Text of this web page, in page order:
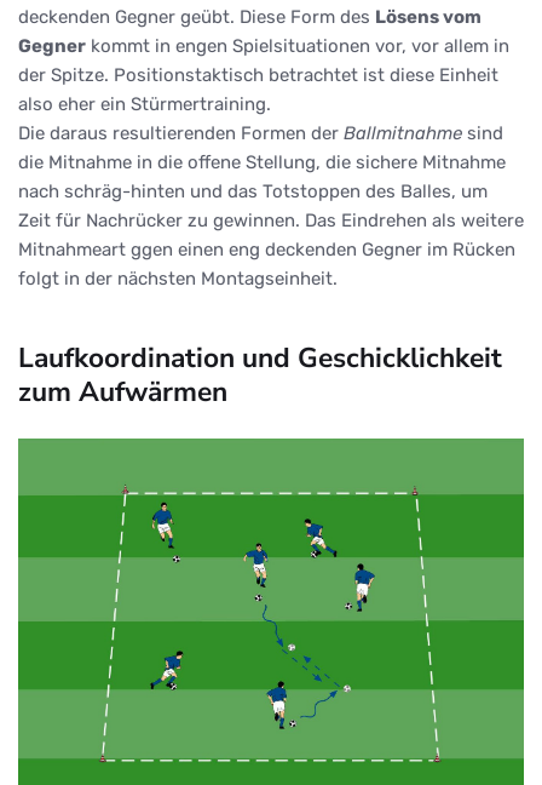
deckenden Gegner geübt. Diese Form des Lösens vom
Gegner kommt in engen Spielsituationen vor, vor allem in
der Spitze. Positionstaktisch betrachtet ist diese Einheit
also eher ein Stürmertraining.
Die daraus resultierenden Formen der Ballmitnahme sind
die Mitnahme in die offene Stellung, die sichere Mitnahme
nach schräg-hinten und das Totstoppen des Balles, um
Zeit für Nachrücker zu gewinnen. Das Eindrehen als weitere
Mitnahmeart ggen einen eng deckenden Gegner im Rücken
folgt in der nächsten Montagseinheit.
Laufkoordination und Geschicklichkeit
zum Aufwärmen